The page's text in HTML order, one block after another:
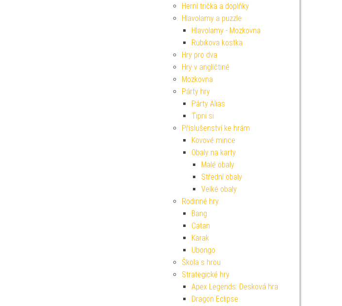
Herní trička a doplňky
Hlavolamy a puzzle
Hlavolamy - Mozkovna
Rubikova kostka
Hry pro dva
Hry v angličtině
Mozkovna
Párty hry
Párty Alias
Tipni si
Příslušenství ke hrám
Kovové mince
Obaly na karty
Malé obaly
Střední obaly
Velké obaly
Rodinné hry
Bang
Catan
Karak
Ubongo
Škola s hrou
Strategické hry
Apex Legends: Desková hra
Dragon Eclipse